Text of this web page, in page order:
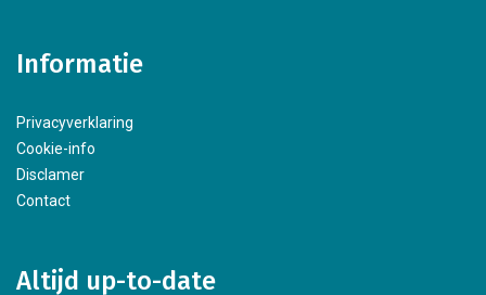
Informatie
Privacyverklaring
Cookie-info
Disclamer
Contact
Altijd up-to-date